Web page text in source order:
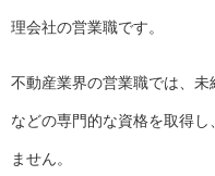
理会社の営業職です。
不動産業界の営業職では、
などの専門的な資格を取得
ません。